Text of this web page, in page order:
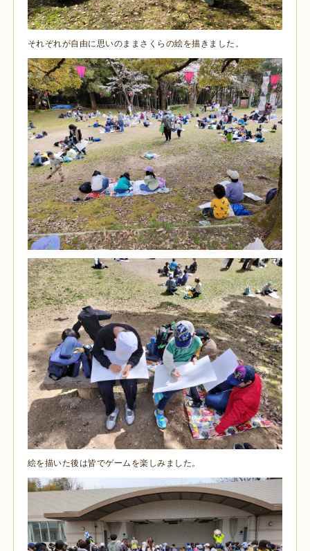
それぞれが自由に思いのままさくらの絵を描きました。
絵を描いた後は皆でゲームを楽しみました。